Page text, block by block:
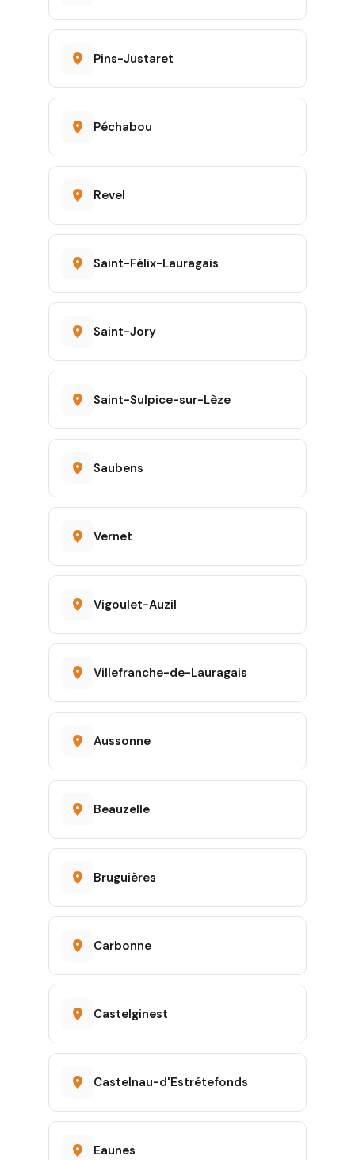
Pins-Justaret
Péchabou
Revel
Saint-Félix-Lauragais
Saint-Jory
Saint-Sulpice-sur-Lèze
Saubens
Vernet
Vigoulet-Auzil
Villefranche-de-Lauragais
Aussonne
Beauzelle
Bruguières
Carbonne
Castelginest
Castelnau-d'Estrétefonds
Eaunes